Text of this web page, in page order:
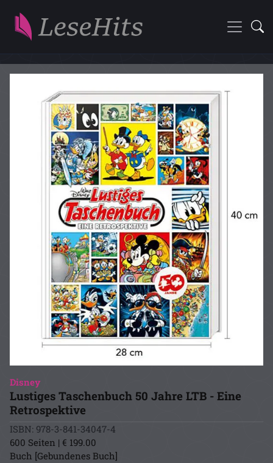
Disney
Lustiges Taschenbuch 50 Jahre LTB - Eine
Retrospektive
ISBN: 978-3-841-34047-4
600 Seiten | € 199.00
Buch [Gebundenes Buch]